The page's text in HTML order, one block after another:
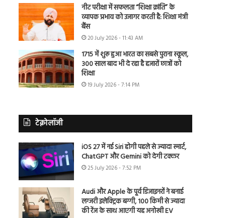
नीट परीक्षा में सफलता “शिक्षा क्रांति” के
व्यापक प्रभाव को उजागर करती है: शिक्षा मंत्री
बैंस
20 July 2026 - 11:43 AM
1715 में शुरू हुआ भारत का सबसे पुराना स्कूल,
300 साल बाद भी दे रहा है हजारों छात्रों को
शिक्षा
19 July 2026 - 7:14 PM
टेक्नोलॉजी
iOS 27 में नई Siri होगी पहले से ज्यादा स्मार्ट,
ChatGPT और Gemini को देगी टक्कर
25 July 2026 - 7:52 PM
Audi और Apple के पूर्व डिजाइनरों ने बनाई
लग्जरी इलेक्ट्रिक बग्गी, 100 किमी से ज्यादा
की रेंज के साथ आएगी यह अनोखी EV